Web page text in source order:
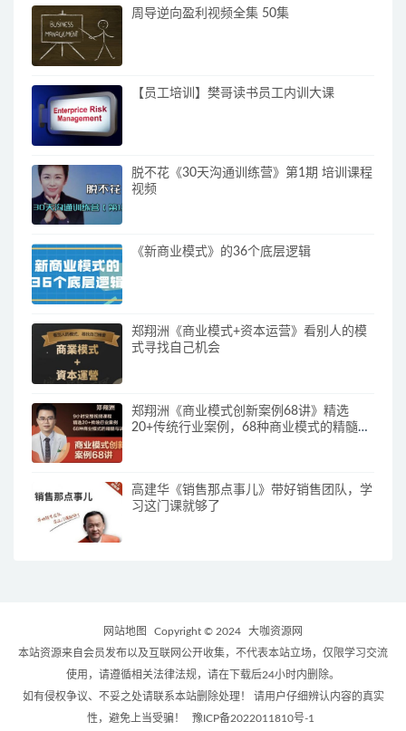
周导逆向盈利视频全集 50集
【员工培训】樊哥读书员工内训大课
脱不花《30天沟通训练营》第1期 培训课程
视频
《新商业模式》的36个底层逻辑
郑翔洲《商业模式+资本运营》看别人的模
式寻找自己机会
郑翔洲《商业模式创新案例68讲》精选
20+传统行业案例，68种商业模式的精髓与
高建华《销售那点事儿》带好销售团队，学
习这门课就够了
网站地图 Copyright © 2024
大咖资源网
本站资源来自会员发布以及互联网公开收集，不代表本站立场，仅限学习交流
使用，请遵循相关法律法规，请在下载后24小时内删除。
如有侵权争议、不妥之处请联系本站删除处理！ 请用户仔细辨认内容的真实
性，避免上当受骗！
豫ICP备2022011810号-1